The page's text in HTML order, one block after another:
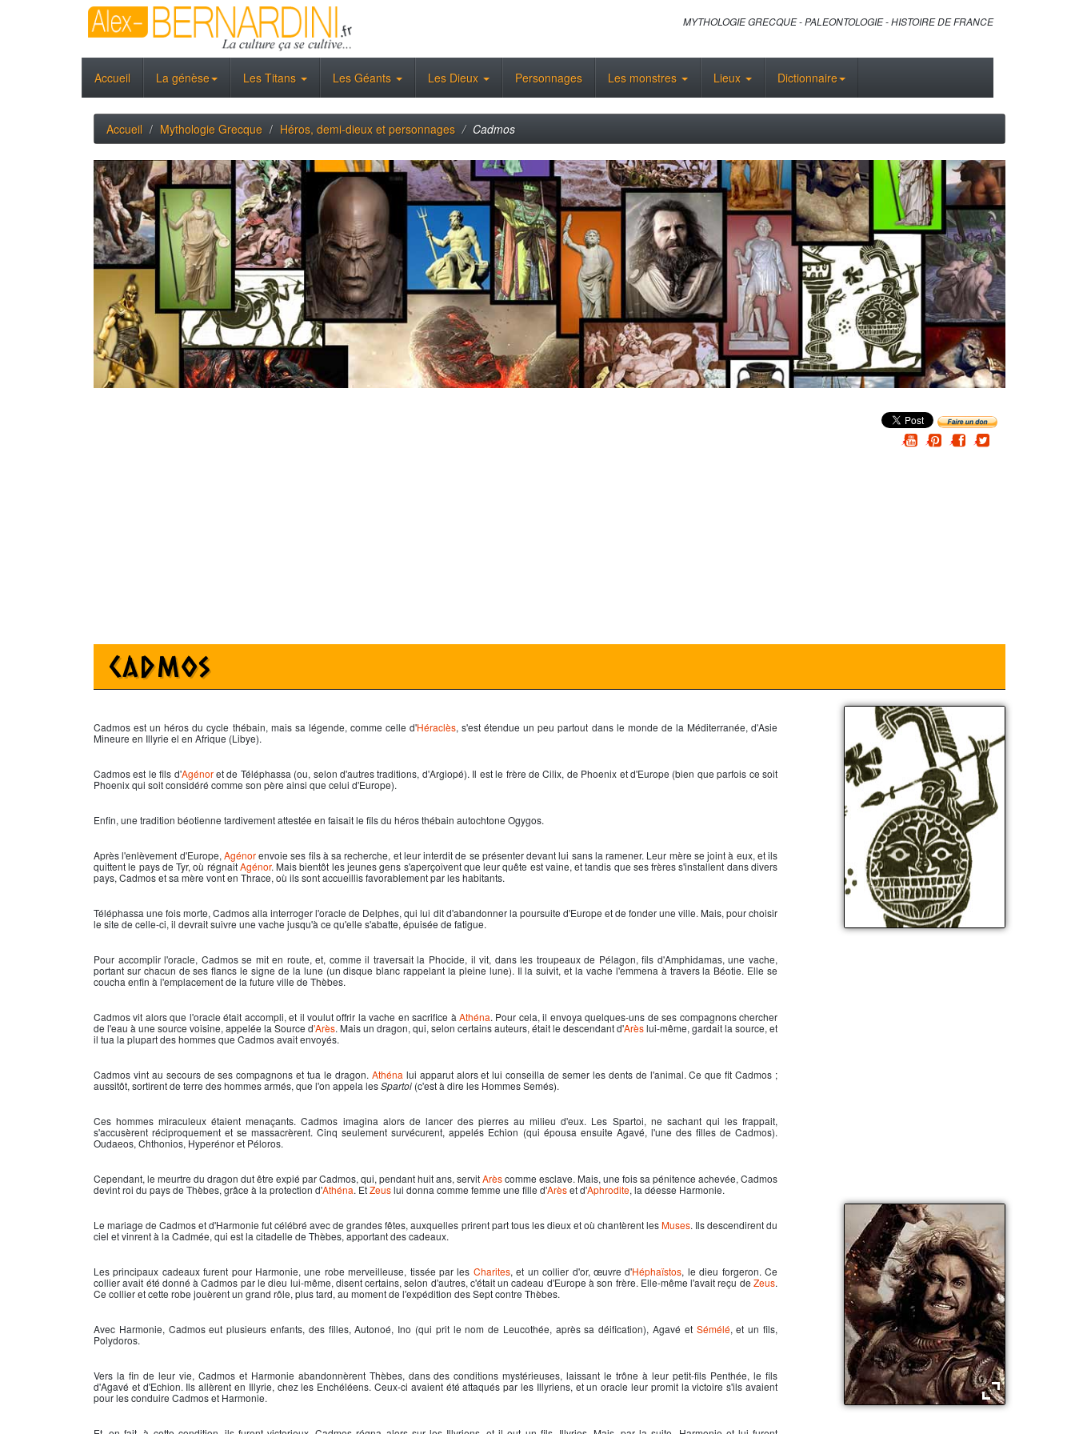
MYTHOLOGIE GRECQUE - PALEONTOLOGIE - HISTOIRE DE FRANCE
Accueil La génèse Les Titans Les Géants Les Dieux Personnages Les monstres Lieux Dictionnaire
Accueil Mythologie Grecque Héros, demi-dieux et personnages Cadmos
Cadmos
Cadmos est un héros du cycle thébain, mais sa légende, comme celle d'Héraclès, s'est étendue un peu partout dans le monde de la Méditerranée, d'Asie
Mineure en Illyrie el en Afrique (Libye).
Cadmos est le fils d'Agénoret de Téléphassa (ou, selon d'autres traditions, d'Argiopé). Il est le frère de Cilix, de Phoenix et d'Europe (bien que parfois ce soit
Phoenix qui soit considéré comme son père ainsi que celui d'Europe).
Enfin, une tradition béotienne tardivement attestée en faisait le fils du héros thébain autochtone Ogygos.
Après l'enlèvement d'Europe, Agénorenvoie ses fils à sa recherche, et leur interdit de se présenter devant lui sans la ramener. Leur mère se joint à eux, et ils
quittent le pays de Tyr, où régnaitAgénor. Mais bientôt les jeunes gens s'aperçoivent que leur quête est vaine, et tandis que ses frères s'installent dans divers
pays, Cadmoset sa mère vont en Thrace, où ils sont accueillis favorablement par les habitants.
Téléphassa une fois morte,Cadmosalla interroger l'oracle de Delphes, qui lui dit d'abandonner la poursuite d'Europe et de fonder une ville. Mais, pour choisir
le site de celle-ci, il devrait suivre une vache jusqu'à ce qu'elle s'abatte, épuisée de fatigue.
Pour accomplir l'oracle, Cadmos se mit en route, et, comme il traversait la Phocide, il vit, dans les troupeaux de Pélagon, fils d'Amphidamas, une vache,
portant sur chacun de ses flancs le signe de la lune (un disque blanc rappelant la pleine lune). Il la suivit, et la vache l'emmena à travers la Béotie. Elle se
coucha enfin à l'emplacement de la future ville de Thèbes.
Cadmosvit alors que l'oracle était accompli, et il voulut offrir la vache en sacrifice àAthéna. Pour cela, il envoya quelques-uns de ses compagnons chercher
de l'eau à une source voisine, appelée la Source d'Arès. Mais un dragon, qui, selon certains auteurs, était le descendant d'Arèslui-même, gardait la source, et
il tua la plupart des hommes que Cadmos avait envoyés.
Cadmos vint au secours de ses compagnons et tua le dragon. Athéna lui apparut alors et lui conseilla de semer les dents de l'animal. Ce que fit Cadmos ;
aussitôt, sortirent de terre des hommes armés, que l'on appela lesSpartoi (c'est à dire les Hommes Semés).
Ces hommes miraculeux étaient menaçants. Cadmos imagina alors de lancer des pierres au milieu d'eux. Les Spartoi, ne sachant qui les frappait,
s'accusèrent réciproquement et se massacrèrent. Cinq seulement survécurent, appelés Echion (qui épousa ensuite Agavé, l'une des filles de Cadmos).
Oudaeos, Chthonios, Hyperénor et Péloros.
Cependant, le meurtre du dragon dut être expié par Cadmos, qui, pendant huit ans, servitArèscomme esclave. Mais, une fois sa pénitence achevée, Cadmos
devint roi du pays de Thèbes, grâce à la protection d'Athéna. EtZeuslui donna comme femme une fille d'Arèset d'Aphrodite, la déesse Harmonie.
Le mariage deCadmoset d'Harmonie fut célébré avec de grandes fêtes, auxquelles prirent part tous les dieux et où chantèrent lesMuses. Ils descendirent du
ciel et vinrent à la Cadmée, qui est la citadelle de Thèbes, apportant des cadeaux.
Les principaux cadeaux furent pour Harmonie, une robe merveilleuse, tissée par les Charites, et un collier d'or, œuvre d'Héphaïstos, le dieu forgeron. Ce
collier avait été donné àCadmos par le dieu lui-même, disent certains, selon d'autres, c'était un cadeau d'Europe à son frère. Elle-même l'avait reçu deZeus.
Ce collier et cette robe jouèrent un grand rôle, plus tard, au moment de l'expédition des Sept contre Thèbes.
Avec Harmonie, Cadmoseut plusieurs enfants, des filles, Autonoé, Ino (qui prit le nom de Leucothée, après sa déification), Agavé et Sémélé, et un fils,
Polydoros.
Vers la fin de leur vie, Cadmos et Harmonie abandonnèrent Thèbes, dans des conditions mystérieuses, laissant le trône à leur petit-fils Penthée, le fils
d'Agavé et d'Echion. Ils allèrent en Illyrie, chez les Enchéléens. Ceux-ci avaient été attaqués par les Illyriens, et un oracle leur promit la victoire s'ils avaient
pour les conduire Cadmos et Harmonie.